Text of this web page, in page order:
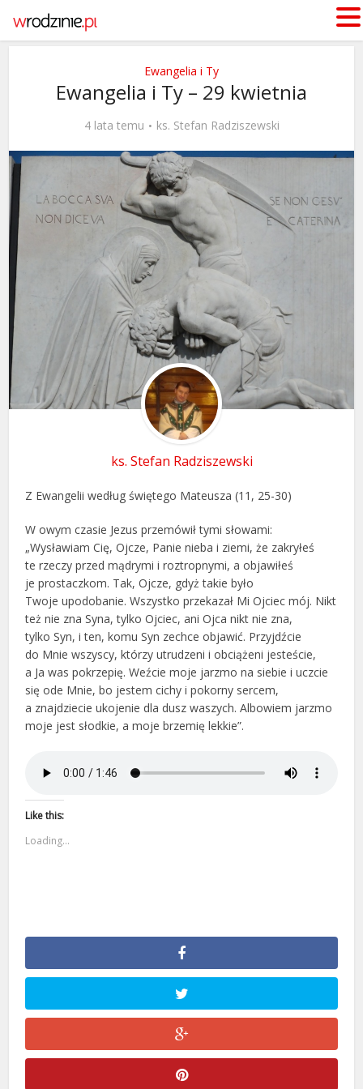
Ewangelia i Ty
Ewangelia i Ty – 29 kwietnia
4 lata temu ks. Stefan Radziszewski
ks. Stefan Radziszewski
Z Ewangelii według świętego Mateusza (11, 25-30)
W owym czasie Jezus przemówił tymi słowami:
„Wysławiam Cię, Ojcze, Panie nieba i ziemi, że zakryłeś
te rzeczy przed mądrymi i roztropnymi, a objawiłeś
je prostaczkom. Tak, Ojcze, gdyż takie było
Twoje upodobanie. Wszystko przekazał Mi Ojciec mój. Nikt
też nie zna Syna, tylko Ojciec, ani Ojca nikt nie zna,
tylko Syn, i ten, komu Syn zechce objawić. Przyjdźcie
do Mnie wszyscy, którzy utrudzeni i obciążeni jesteście,
a Ja was pokrzepię. Weźcie moje jarzmo na siebie i uczcie
się ode Mnie, bo jestem cichy i pokorny sercem,
a znajdziecie ukojenie dla dusz waszych. Albowiem jarzmo
moje jest słodkie, a moje brzemię lekkie”.
Like this:
Loading...